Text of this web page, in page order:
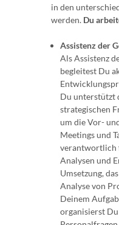
in den
werden. Du
Assistenz der
Als Assistenz
begleitest Du
Du unterstützt
strategischen
um die Vor-
Meetings und
verantwortlich
Analysen und
Umsetzung,
Analyse von
Deinem
organisierst